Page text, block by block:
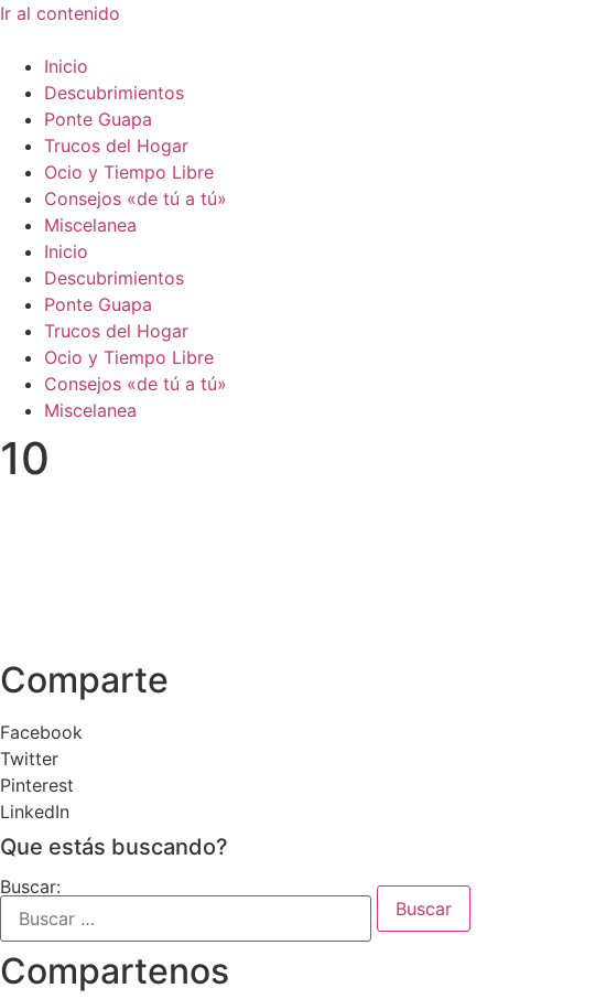
Ir al contenido
Inicio
Descubrimientos
Ponte Guapa
Trucos del Hogar
Ocio y Tiempo Libre
Consejos «de tú a tú»
Miscelanea
Inicio
Descubrimientos
Ponte Guapa
Trucos del Hogar
Ocio y Tiempo Libre
Consejos «de tú a tú»
Miscelanea
10
Comparte
Facebook
Twitter
Pinterest
LinkedIn
Que estás buscando?
Buscar:
Compartenos